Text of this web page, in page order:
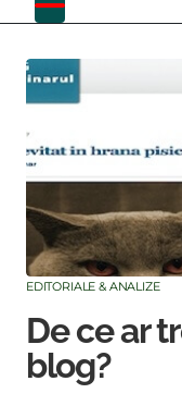
EDITORIALE & ANALIZE
De ce ar
blog?